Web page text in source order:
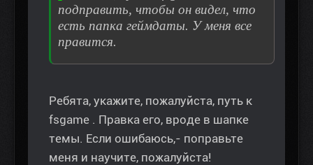
подправить, чтобы он видел, что
есть папка геймдаты. У меня все
правится.
Ребята, укажите, пожалуйста, путь к
fsgame . Правка его, вроде в шапке
темы. Если ошибаюсь,- поправьте
меня и научите, пожалуйста!